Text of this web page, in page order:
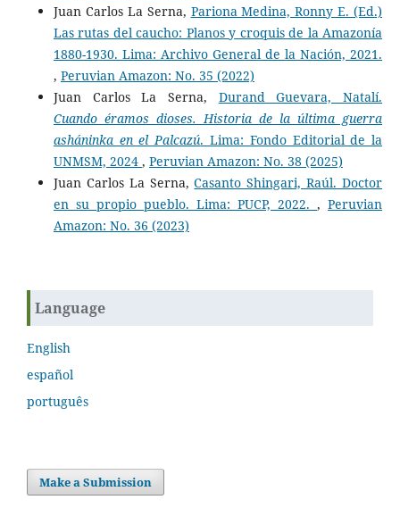
Juan Carlos La Serna, Pariona Medina, Ronny E. (Ed.)
Las rutas del caucho: Planos y croquis de la Amazonía
1880-1930. Lima: Archivo General de la Nación, 2021.
, Peruvian Amazon: No. 35 (2022)
Juan Carlos La Serna, Durand Guevara, Natalí.
Cuando éramos dioses. Historia de la última guerra
asháninka en el Palcazú. Lima: Fondo Editorial de la
UNMSM, 2024 , Peruvian Amazon: No. 38 (2025)
Juan Carlos La Serna,Casanto Shingari, Raúl. Doctor
en su propio pueblo. Lima: PUCP, 2022.,Peruvian
Amazon: No. 36 (2023)
Language
English
español
português
Make a Submission